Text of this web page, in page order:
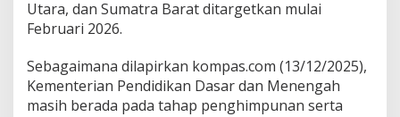
Utara, dan Sumatra Barat ditargetkan mulai
Februari 2026.
Sebagaimana dilapirkan kompas.com (13/12/2025),
Kementerian Pendidikan Dasar dan Menengah
masih berada pada tahap penghimpunan serta